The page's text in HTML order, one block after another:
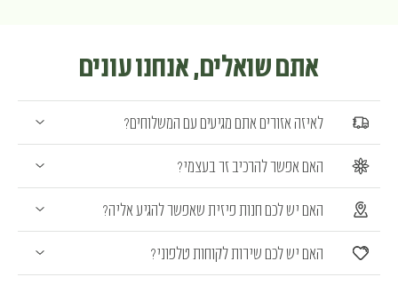
אתם שואלים, אנחנו עונים
לאיזה אזורים אתם מגיעים עם המשלוחים?
האם אפשר להרכיב זר בעצמי?
האם יש לכם חנות פיזית שאפשר להגיע אליה?
האם יש לכם שירות לקוחות טלפוני?